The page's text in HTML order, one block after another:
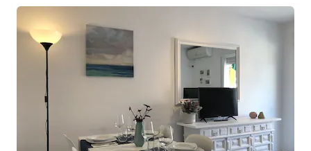
keyboard
shortcuts
changing
keyboard
for
changing
dates.